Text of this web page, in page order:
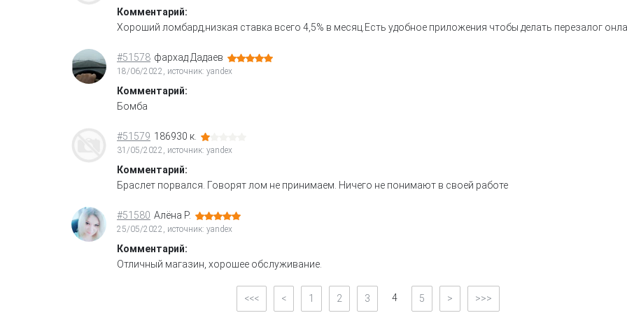
Комментарий:
Хороший ломбард,низкая ставка всего 4,5% в месяц.Есть удобное приложения чтобы делать перезалог
#51578 фархад Дадаев
18/06/2022, источник: yandex
Комментарий:
Бомба
#51579 186930 к.
31/05/2022, источник: yandex
Комментарий:
Браслет порвался. Говорят лом не принимаем. Ничего не понимают в своей работе
#51580 Алёна Р.
25/05/2022, источник: yandex
Комментарий:
Отличный магазин, хорошее обслуживание.
<<< < 1 2 3 4 5 > >>>